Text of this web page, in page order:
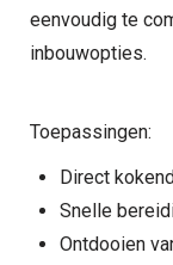
eenvoudig te
inbouwopties.
Toepassingen:
Direct
Snelle
Ontdooien